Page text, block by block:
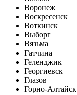
Воронеж
Воскресенск
Воткинск
Выборг
Вязьма
Гатчина
Геленджик
Георгиевск
Глазов
Горно-Алтайск